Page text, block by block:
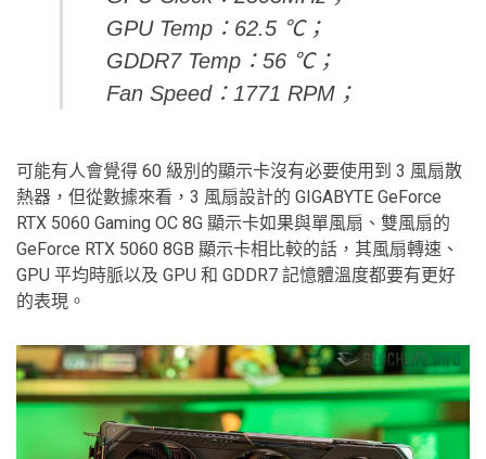
GPU Temp：62.5 ℃；
GDDR7 Temp：56 ℃；
Fan Speed：1771 RPM；
可能有人會覺得 60 級別的顯示卡沒有必要使用到 3 風扇散
熱器，但從數據來看，3 風扇設計的 GIGABYTE GeForce
RTX 5060 Gaming OC 8G 顯示卡如果與單風扇、雙風扇的
GeForce RTX 5060 8GB 顯示卡相比較的話，其風扇轉速、
GPU 平均時脈以及 GPU 和 GDDR7 記憶體溫度都要有更好
的表現。